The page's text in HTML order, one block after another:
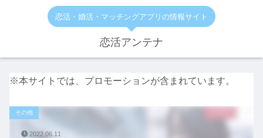
恋活・婚活・マッチングアプリの情報サイト
恋活アンテナ
※本サイトでは、プロモーションが含まれています。
その他
2022.06.11